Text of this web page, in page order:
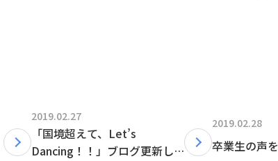
2019.02.27
「国境超えて、Let’s
Dancing！！」ブログ更新し
2019.02.28
卒業生の声